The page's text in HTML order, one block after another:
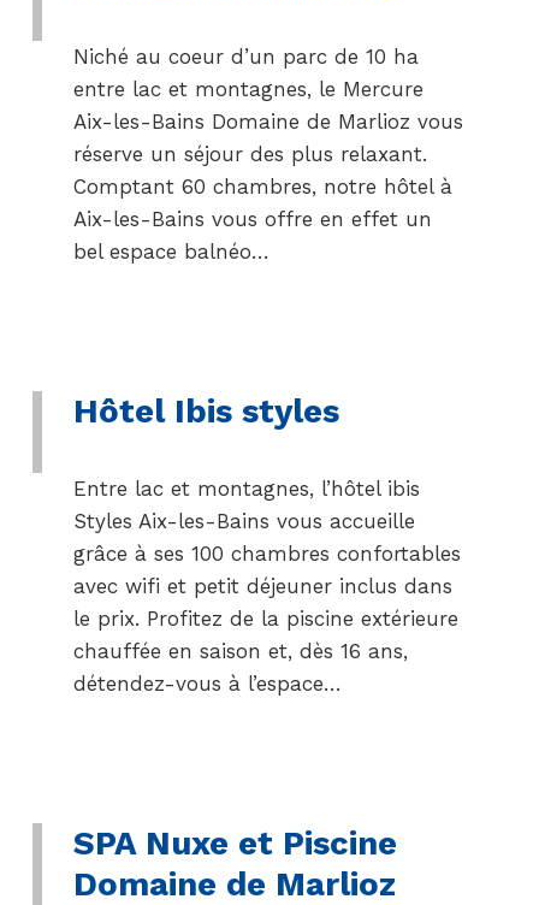
Niché au coeur d’un parc de 10 ha
entre lac et montagnes, le Mercure
Aix-les-Bains Domaine de Marlioz vous
réserve un séjour des plus relaxant.
Comptant 60 chambres, notre hôtel à
Aix-les-Bains vous offre en effet un
bel espace balnéo…
Hôtel Ibis styles
Entre lac et montagnes, l’hôtel ibis
Styles Aix-les-Bains vous accueille
grâce à ses 100 chambres confortables
avec wifi et petit déjeuner inclus dans
le prix. Profitez de la piscine extérieure
chauffée en saison et, dès 16 ans,
détendez-vous à l’espace…
SPA Nuxe et Piscine
Domaine de Marlioz